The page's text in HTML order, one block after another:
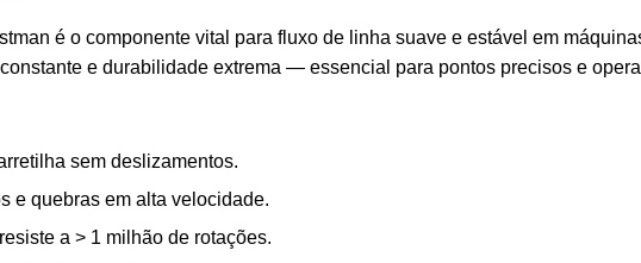
é o componente vital para fluxo de linha suave e estável em
e durabilidade extrema — essencial para pontos precisos e
sem deslizamentos.
e quebras em alta velocidade.
a > 1 milhão de rotações.